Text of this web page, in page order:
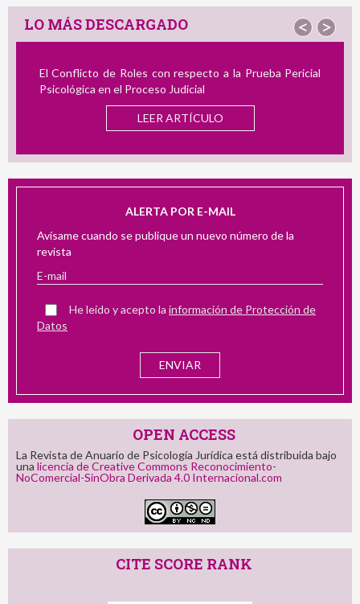
LO MÁS DESCARGADO < >
El Conflicto de Roles con respecto a la Prueba Pericial
Psicológica en el Proceso Judicial
LEER ARTÍCULO
ALERTA POR E-MAIL
Avísame cuando se publique un nuevo número de la
revista
He leído y acepto la información de Protección de
Datos
OPEN ACCESS
La Revista de Anuario de Psicología Jurídica está distribuida bajo
una licencia de Creative Commons Reconocimiento-
NoComercial-SinObra Derivada 4.0 Internacional.com
CITE SCORE RANK